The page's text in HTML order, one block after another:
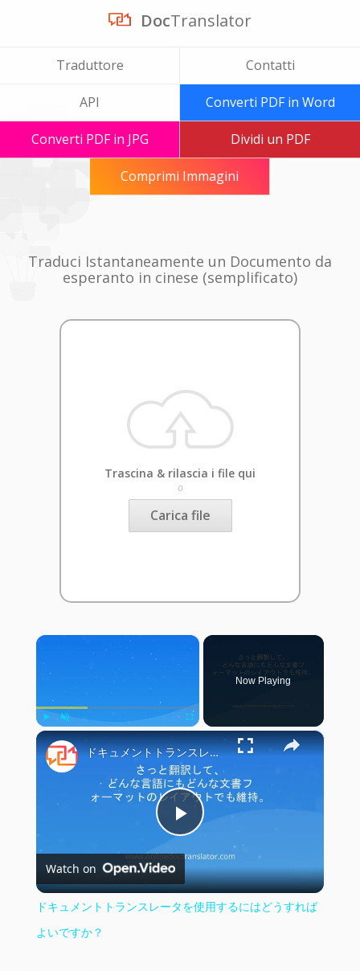
DocTranslator
Traduttore Contatti
API Converti PDF in Word
Converti PDF in JPG Dividi un PDF
Comprimi Immagini
Traduci Istantaneamente un Documento da
esperanto in cinese (semplificato)
Trascina & rilascia i file qui
o
Carica file
×
Play Unmute Fullscreen
Now Playing
×
Play
Video
ドキュメントトランスレータを使用するにはどうすればよいですか？
Watch on
ドキュメントトランスレータを使用するにはどうすれば
よいですか？